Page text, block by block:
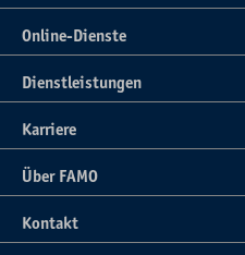
Online-Dienste
Dienstleistungen
Karriere
Über FAMO
Kontakt